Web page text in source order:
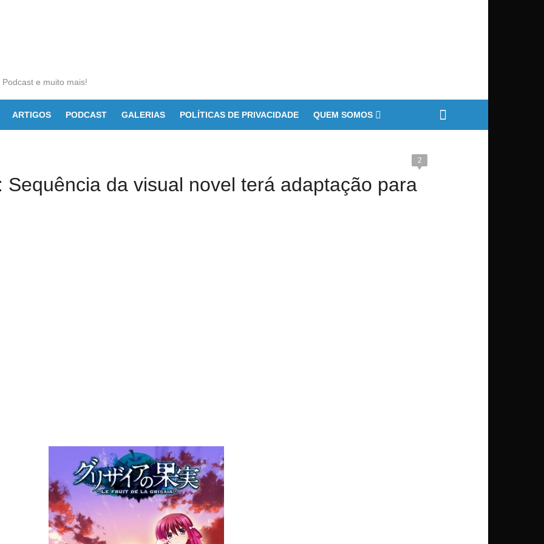
e muito mais!
ARTIGOS PODCAST GALERIAS POLÍTICAS DE PRIVACIDADE QUEM SOMOS
2
Sequência da visual novel terá adaptação para